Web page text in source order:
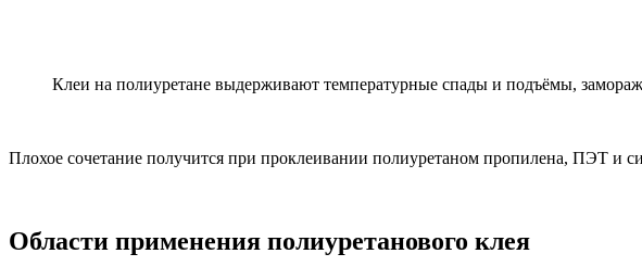
Клеи на полиуретане выдерживают температурные спады и подъёмы,
Плохое сочетание получится при проклеивании полиуретаном пропилена, ПЭТ и
Области применения полиуретанового клея